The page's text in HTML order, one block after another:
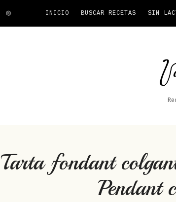
INICIO BUSCAR RECETAS SIN
Vamos
Tarta fondant
Pendant